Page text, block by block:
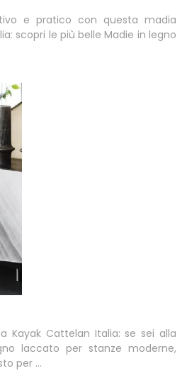
e pratico con questa madia
scopri le più belle Madie in legno
Kayak Cattelan Italia: se sei alla
laccato per stanze moderne,
per ...